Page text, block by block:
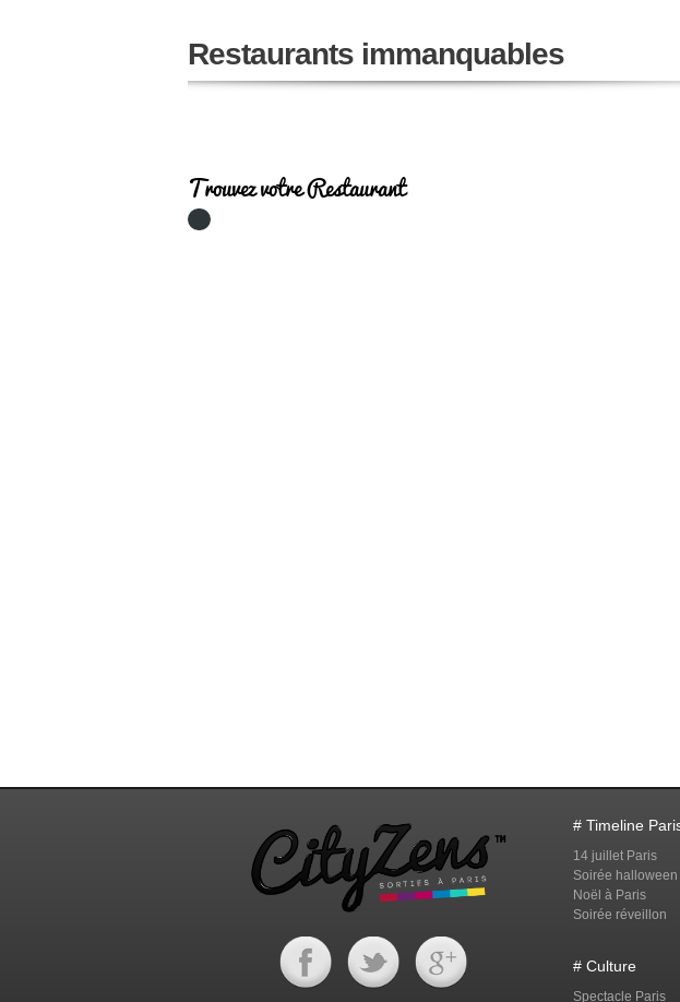
Restaurants immanquables
Trouvez votre Restaurant
# Timeline
14 juillet Paris
Soirée halloween
Noël à Paris
Soirée réveillon
# Culture
Spectacle Paris